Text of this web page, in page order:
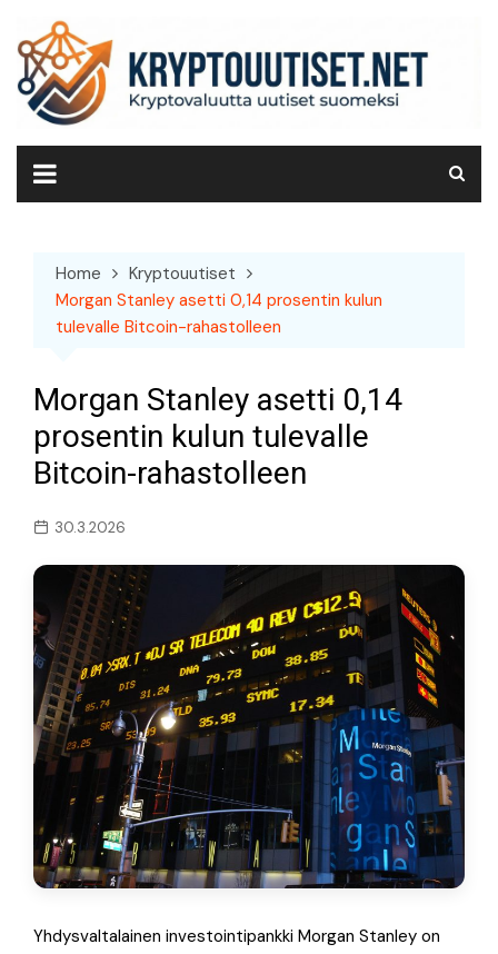
content
Home
Kryptouutiset
Morgan Stanley asetti 0,14 prosentin kulun
tulevalle Bitcoin-rahastolleen
Morgan Stanley asetti 0,14
prosentin kulun tulevalle
Bitcoin-rahastolleen
30.3.2026
Yhdysvaltalainen investointipankki Morgan Stanley on